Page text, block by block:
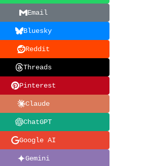
Email
Bluesky
Reddit
Threads
Pinterest
Claude
ChatGPT
Google AI
Gemini